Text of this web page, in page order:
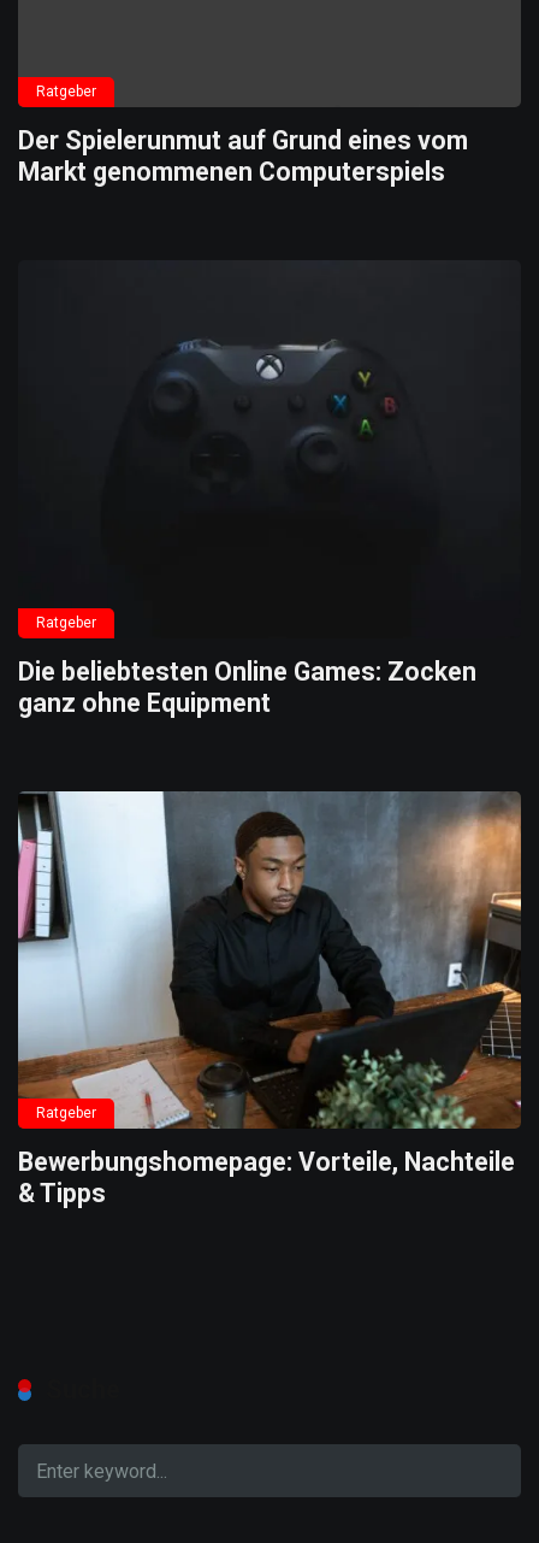
Ratgeber
Der Spielerunmut auf Grund eines vom
Markt genommenen Computerspiels
Ratgeber
Die beliebtesten Online Games: Zocken
ganz ohne Equipment
Ratgeber
Bewerbungshomepage: Vorteile, Nachteile
& Tipps